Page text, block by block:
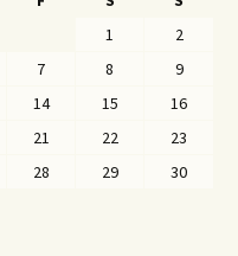
1
2
7 8
9
14 15
16
21 22
23
28 29
30